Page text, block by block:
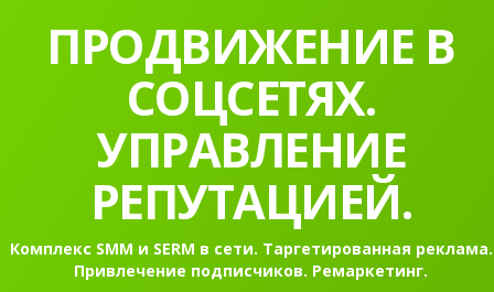
ПРОДВИЖЕНИЕ В
СОЦСЕТЯХ.
УПРАВЛЕНИЕ
РЕПУТАЦИЕЙ.
Комплекс SMM и SERM в сети. Таргетированная реклама.
Привлечение подписчиков. Ремаркетинг.